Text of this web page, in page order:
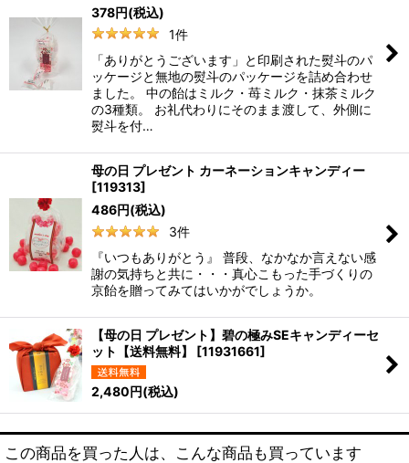
378円(税込)
1件
「ありがとうございます」と印刷された熨斗のパ
ッケージと無地の熨斗のパッケージを詰め合わせ
ました。 中の飴はミルク・苺ミルク・抹茶ミルク
の3種類。 お礼代わりにそのまま渡して、外側に
熨斗を付…
母の日 プレゼント カーネーションキャンディー
[119313]
486円(税込)
3件
『いつもありがとう』 普段、なかなか言えない感
謝の気持ちと共に・・・真心こもった手づくりの
京飴を贈ってみてはいかがでしょうか。
【母の日 プレゼント】碧の極みSEキャンディーセ
ット【送料無料】
[11931661]
2,480円(税込)
この商品を買った人は、こんな商品も買っています